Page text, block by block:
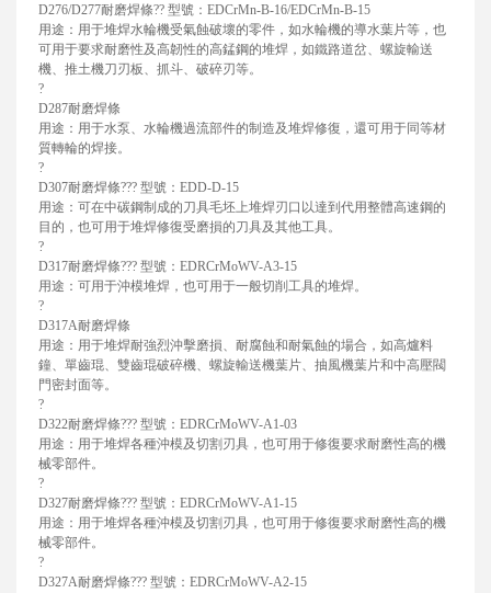
D276/D277耐磨焊條?? 型號：EDCrMn-B-16/EDCrMn-B-15
用途：用于堆焊水輪機受氣蝕破壞的零件，如水輪機的導水葉片等，也
可用于要求耐磨性及高韌性的高錳鋼的堆焊，如鐵路道岔、螺旋輸送
機、推土機刀刃板、抓斗、破碎刃等。
?
D287耐磨焊條
用途：用于水泵、水輪機過流部件的制造及堆焊修復，還可用于同等材
質轉輪的焊接。
?
D307耐磨焊條??? 型號：EDD-D-15
用途：可在中碳鋼制成的刀具毛坯上堆焊刃口以達到代用整體高速鋼的
目的，也可用于堆焊修復受磨損的刀具及其他工具。
?
D317耐磨焊條??? 型號：EDRCrMoWV-A3-15
用途：可用于沖模堆焊，也可用于一般切削工具的堆焊。
?
D317A耐磨焊條
用途：用于堆焊耐強烈沖擊磨損、耐腐蝕和耐氣蝕的場合，如高爐料
鐘、單齒琨、雙齒琨破碎機、螺旋輸送機葉片、抽風機葉片和中高壓閥
門密封面等。
?
D322耐磨焊條??? 型號：EDRCrMoWV-A1-03
用途：用于堆焊各種沖模及切割刃具，也可用于修復要求耐磨性高的機
械零部件。
?
D327耐磨焊條??? 型號：EDRCrMoWV-A1-15
用途：用于堆焊各種沖模及切割刃具，也可用于修復要求耐磨性高的機
械零部件。
?
D327A耐磨焊條??? 型號：EDRCrMoWV-A2-15